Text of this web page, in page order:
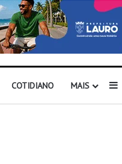
COTIDIANO MAIS